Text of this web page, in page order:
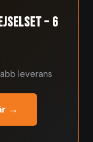
– 6
leverans
→